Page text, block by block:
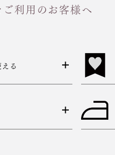
利用のお客様へ
る